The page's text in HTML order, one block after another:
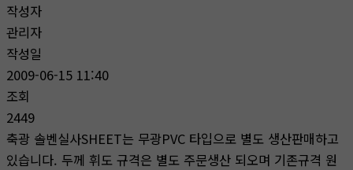
작성자
관리자
작성일
2009-06-15 11:40
조회
2449
축광 솔벤실사SHEET는 무광PVC 타입으로 별도 생산판매하고
있습니다. 두께 휘도 규격은 별도 주문생산 되오며 기존규격 원